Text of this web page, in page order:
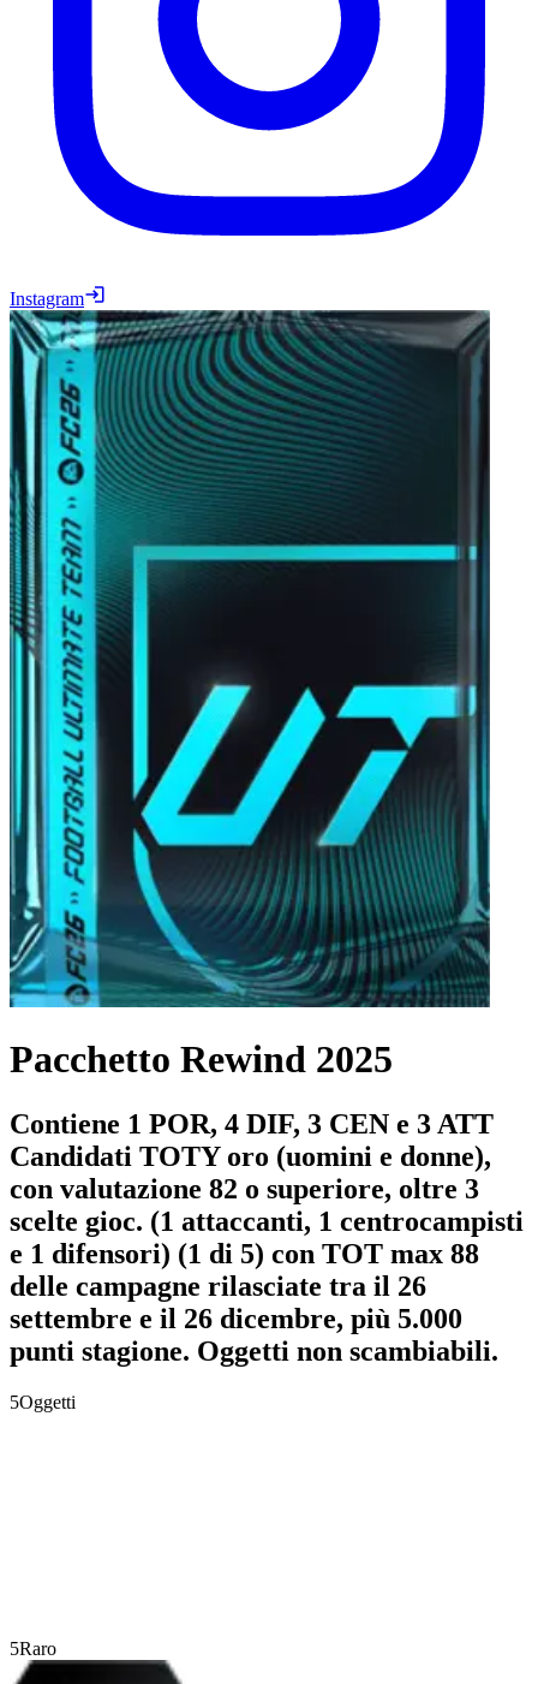
Instagram
Pacchetto Rewind 2025
Contiene 1 POR, 4 DIF, 3 CEN e 3 ATT
Candidati TOTY oro (uomini e donne),
con valutazione 82 o superiore, oltre 3
scelte gioc. (1 attaccanti, 1 centrocampisti
e 1 difensori) (1 di 5) con TOT max 88
delle campagne rilasciate tra il 26
settembre e il 26 dicembre, più 5.000
punti stagione. Oggetti non scambiabili.
5Oggetti
5Raro